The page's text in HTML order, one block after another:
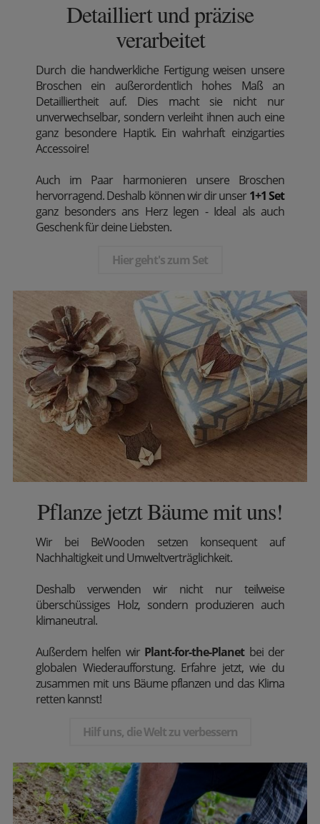
Detailliert und präzise
verarbeitet
Durch die handwerkliche Fertigung weisen unsere
Broschen ein außerordentlich hohes Maß an
Detailliertheit auf. Dies macht sie nicht nur
unverwechselbar, sondern verleiht ihnen auch eine
ganz besondere Haptik. Ein wahrhaft einzigarties
Accessoire!
Auch im Paar harmonieren unsere Broschen
hervorragend. Deshalb können wir dir unser 1+1 Set
ganz besonders ans Herz legen - Ideal als auch
Geschenk für deine Liebsten.
Hier geht's zum Set
Pflanze jetzt Bäume mit uns!
Wir bei BeWooden setzen konsequent auf
Nachhaltigkeit und Umweltverträglichkeit.
Deshalb verwenden wir nicht nur teilweise
überschüssiges Holz, sondern produzieren auch
klimaneutral.
Außerdem helfen wir Plant-for-the-Planetbei der
globalen Wiederaufforstung. Erfahre jetzt, wie du
zusammen mit uns Bäume pflanzen und das Klima
retten kannst!
Hilf uns, die Welt zu verbessern